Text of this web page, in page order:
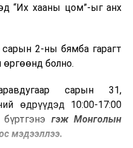
“Их хааны цом”-ыг анх
сарын 2-ны бямба гарагт
өргөөнд болно.
сарын 31,
өдрүүдэд 10:00-17:00
гэж Монголын
мэдээллээ.